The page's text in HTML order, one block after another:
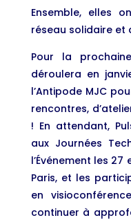
Ensemble, elles
réseau solidaire et
Pour la
déroulera en
l’Antipode MJC
rencontres,
! En attendant,
aux Journées
l’Événement les
Paris, et les
en
continuer à